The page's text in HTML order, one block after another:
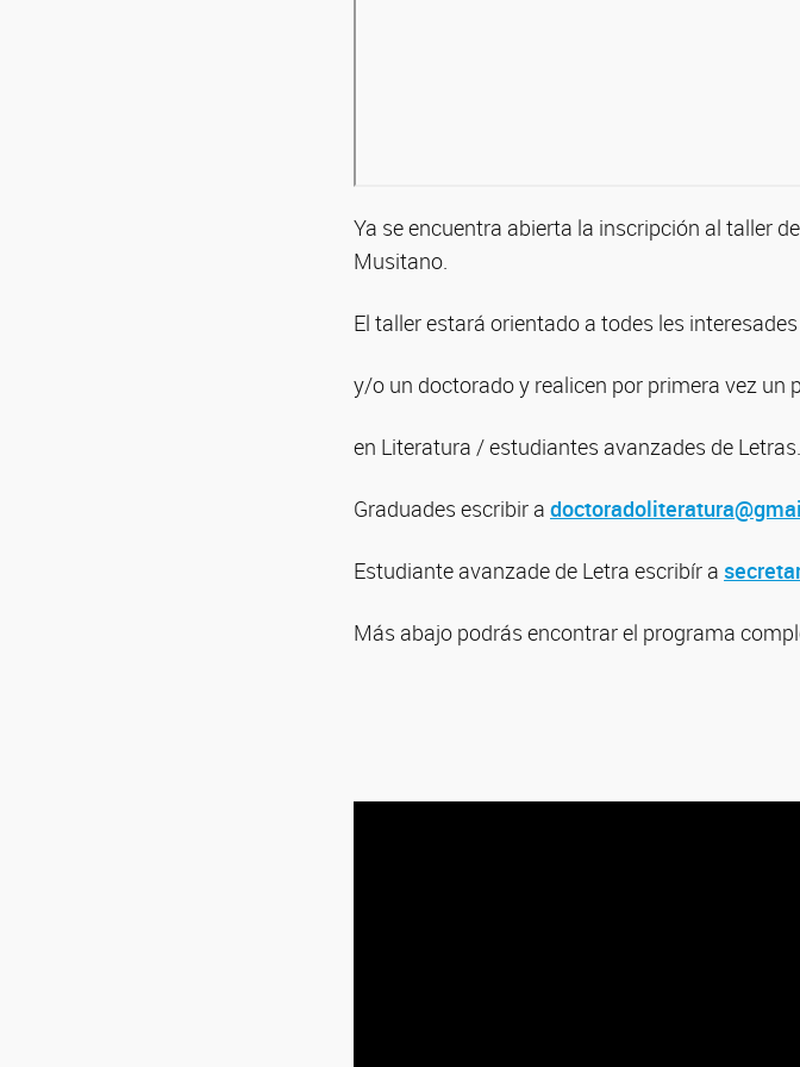
Ya se encuentra abierta la inscripción al taller
Musitano.
El taller estará orientado a todes les
y/o un doctorado y realicen por primera vez un
en Literatura / estudiantes avanzades de Letras.
Graduades escribir a
Estudiante avanzade de Letra escribír a
Más abajo podrás encontrar el programa